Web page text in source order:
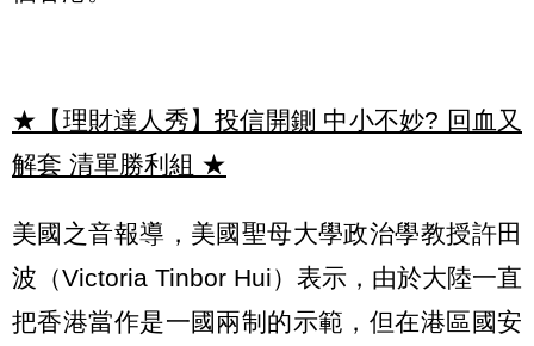
★【理財達人秀】投信開鍘 中小不妙? 回血又
解套 清單勝利組 ★
美國之音報導，美國聖母大學政治學教授許田
波（Victoria Tinbor Hui）表示，由於大陸一直
把香港當作是一國兩制的示範，但在港區國安